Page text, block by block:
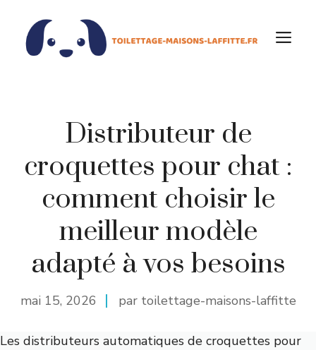
contenu
Distributeur de
croquettes pour chat :
comment choisir le
meilleur modèle
adapté à vos besoins
mai 15, 2026 par toilettage-maisons-laffitte
Les distributeurs automatiques de croquettes pour